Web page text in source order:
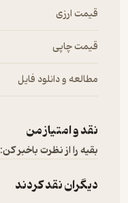
قیمت ارزی
قیمت چاپی
مطالعه و دانلود فایل
نقد و امتیاز من
بقیه را از نظرت باخبر کن:
دیگران نقد کردند